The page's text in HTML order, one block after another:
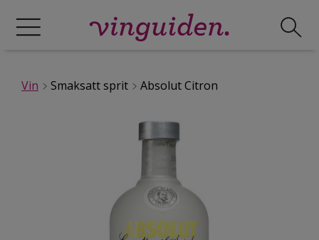
Vin Smaksatt sprit Absolut Citron